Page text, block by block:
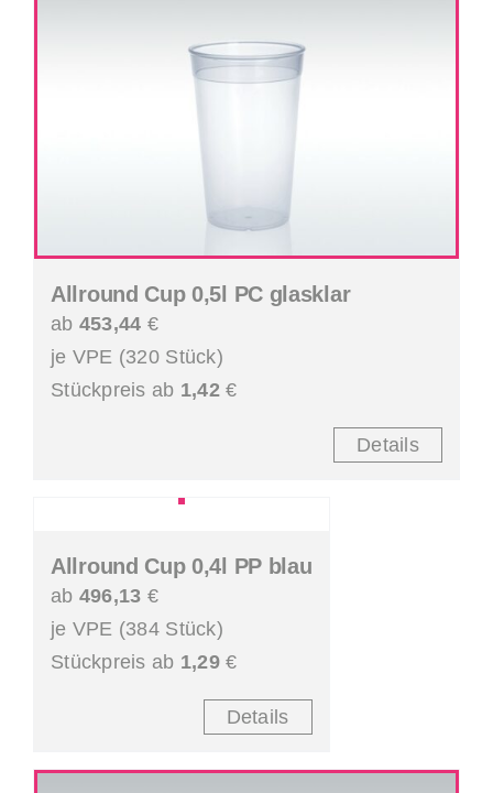
Allround Cup 0,5l PC glasklar
ab 453,44 €
je VPE (320 Stück)
Stückpreis ab 1,42€
Details
Allround Cup 0,4l PP blau
ab 496,13 €
je VPE (384 Stück)
Stückpreis ab 1,29€
Details